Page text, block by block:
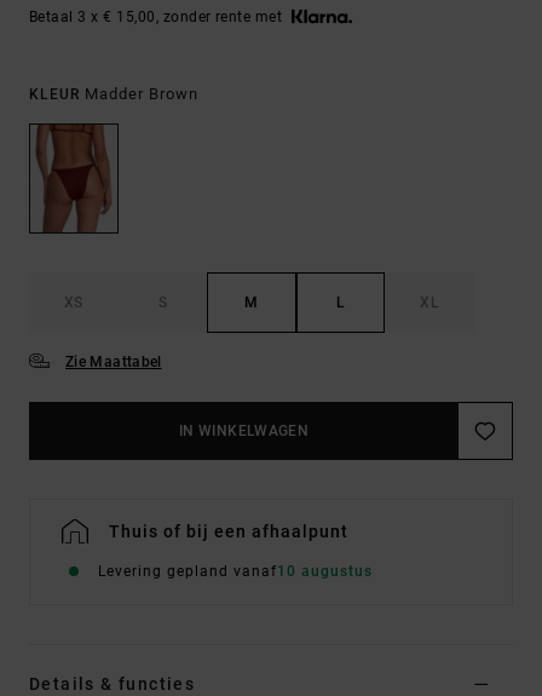
Betaal 3 x € 15,00, zonder rente met
KLEUR Madder Brown
XS S M L XL
Zie Maattabel
IN WINKELWAGEN
Thuis of bij een afhaalpunt
Levering gepland vanaf10 augustus
Details & functies